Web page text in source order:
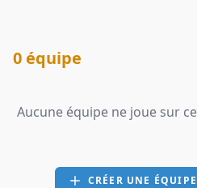
0 équipe
Aucune équipe ne joue sur
CRÉER UNE